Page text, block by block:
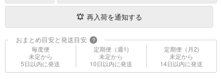
再入荷を通知する
おまとめ目安と発送目安 ?
毎度便
未定から
5日以内に発送
定期便（週1)
未定から
10日以内に発送
定期便（月2)
未定から
14日以内に発送